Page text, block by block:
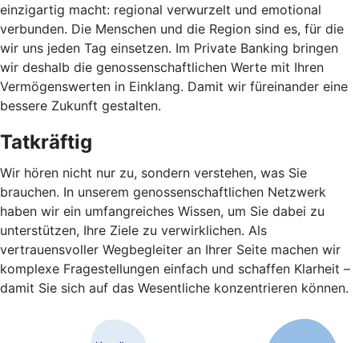
einzigartig macht: regional verwurzelt und emotional
verbunden. Die Menschen und die Region sind es, für die
wir uns jeden Tag einsetzen. Im Private Banking bringen
wir deshalb die genossenschaftlichen Werte mit Ihren
Vermögenswerten in Einklang. Damit wir füreinander eine
bessere Zukunft gestalten.
Tatkräftig
Wir hören nicht nur zu, sondern verstehen, was Sie
brauchen. In unserem genossenschaftlichen Netzwerk
haben wir ein umfangreiches Wissen, um Sie dabei zu
unterstützen, Ihre Ziele zu verwirklichen. Als
vertrauensvoller Wegbegleiter an Ihrer Seite machen wir
komplexe Fragestellungen einfach und schaffen Klarheit –
damit Sie sich auf das Wesentliche konzentrieren können.